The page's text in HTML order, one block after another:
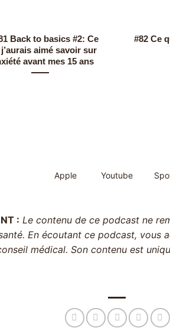
Back to basics #2: Ce
aimé savoir sur
avant mes 15 ans
#82 Ce
Apple Youtube
: Le contenu de ce podcast ne
En écoutant ce podcast, vous
médical. Son contenu est